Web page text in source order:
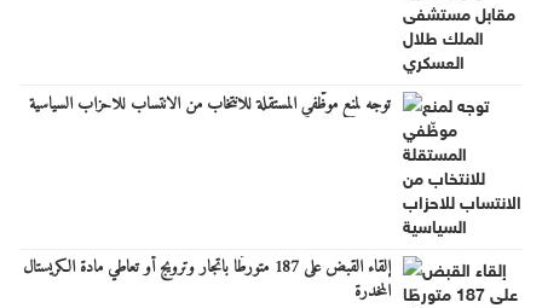
توجه لمنع موظّفي المستقلة للانتخاب من الانتساب للاحزاب السياسية
إلقاء القبض على 187 متورطًا باتجار وترويج أو تعاطي مادة الكريستال
المخدرة